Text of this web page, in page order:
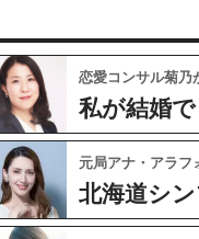
恋愛コンサル菊乃
私が結婚
元局アナ・アラフ
北海道シ